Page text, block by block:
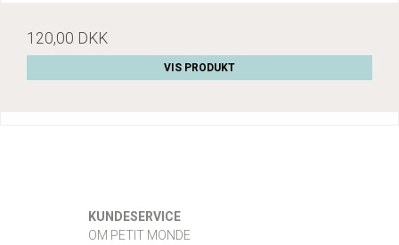
120,00 DKK
VIS PRODUKT
KUNDESERVICE
OM PETIT MONDE